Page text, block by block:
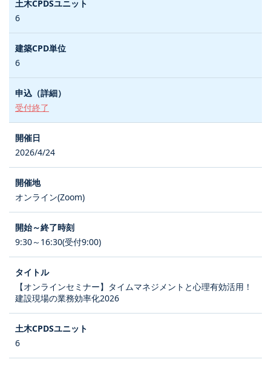
6
6
受付終了
2026/4/24
オンライン(Zoom)
9:30～16:30(受付9:00)
【オンラインセミナー】タイムマネジメントと心理有効活用！
建設現場の業務効率化2026
6